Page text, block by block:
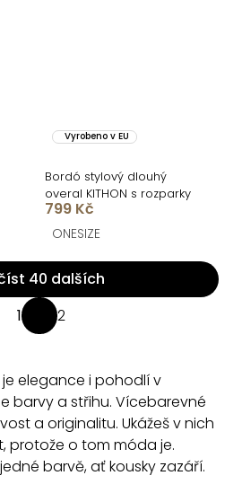
Vyrobeno v EU
Bordó stylový dlouhý
overal KITHON s rozparky
799 Kč
ONESIZE
O
v
á
d
a
c
í
40 dalších
á
n
k
o
v
1 2
elegance i pohodlí v
barvy a střihu. Vícebarevné
a originalitu. Ukážeš v nich
protože o tom móda je.
barvě, ať kousky zazáří.